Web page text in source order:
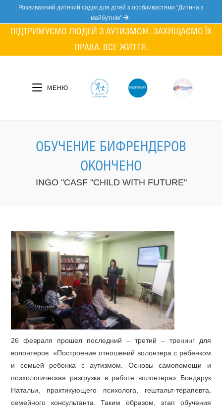
content
Розвиваючий дитячий садок для дітей з особливостями “Дитина з
майбутнім”
ПІДТРИМУЄМО ЛЮДЕЙ З АУТИЗМОМ. ЗАХИЩАЄМО ЇХ
ПРАВА. ВСЕ ЖИТТЯ.
МЕНЮ
ОБУЧЕНИЕ БИФРЕНДЕРОВ
ОКОНЧЕНО
INGO "CASF "CHILD WITH FUTURE"
26 февраля прошел последний – третий – тренинг для
волонтеров «Построение отношений волонтера с ребенком
и семьей ребенка с аутизмом. Основы самопомощи и
психологическая разгрузка в работе волонтера» Бондарук
Натальи, практикующего психолога, гештальт-терапевта,
семейного консультанта. Таким образом, этап обучения